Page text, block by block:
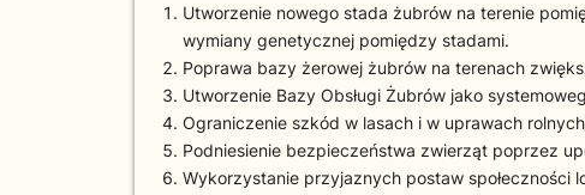
Utworzenie nowego stada żubrów na terenie
wymiany genetycznej pomiędzy stadami.
Poprawa bazy żerowej żubrów na terenach
Utworzenie Bazy Obsługi Żubrów jako
Ograniczenie szkód w lasach i w uprawach
Podniesienie bezpieczeństwa zwierząt poprzez
Wykorzystanie przyjaznych postaw społeczności